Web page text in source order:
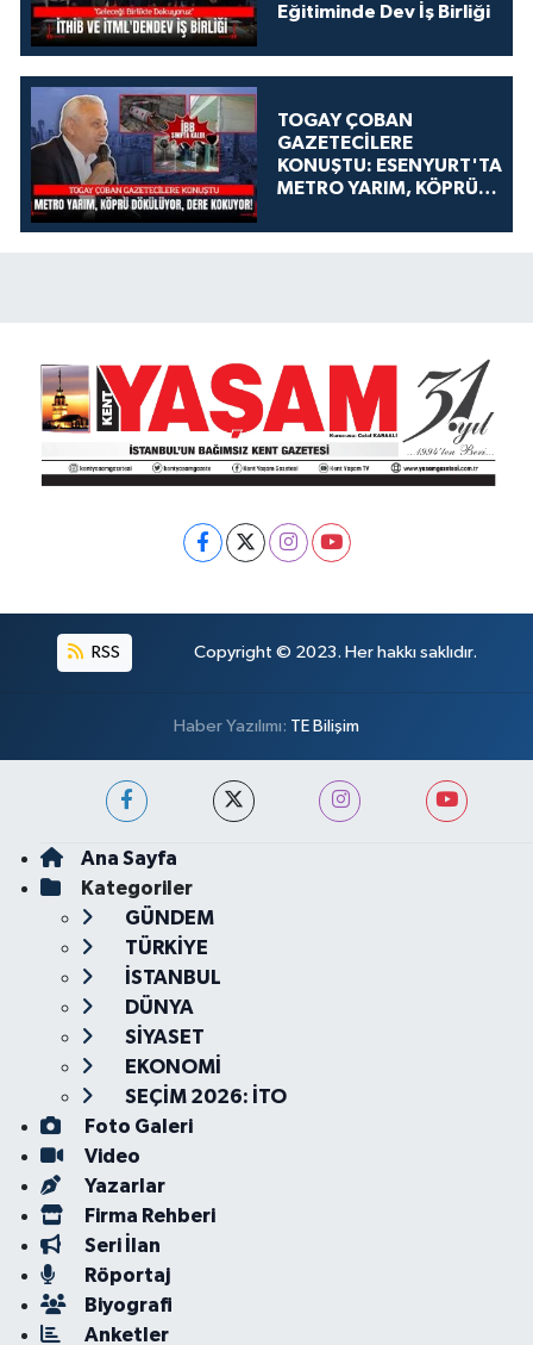
Eğitiminde Dev İş Birliği
TOGAY ÇOBAN
GAZETECİLERE
KONUŞTU: ESENYURT'TA
METRO YARIM, KÖPRÜ
KOKUYOR!
RSS Copyright © 2023. Her hakkı saklıdır.
Haber Yazılımı: TE Bilişim
Ana Sayfa
Kategoriler
GÜNDEM
TÜRKİYE
İSTANBUL
DÜNYA
SİYASET
EKONOMİ
SEÇİM 2026: İTO
Foto Galeri
Video
Yazarlar
Firma Rehberi
Seri İlan
Röportaj
Biyografi
Anketler